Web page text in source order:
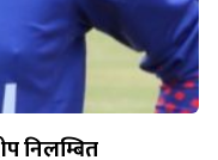
निलम्बित